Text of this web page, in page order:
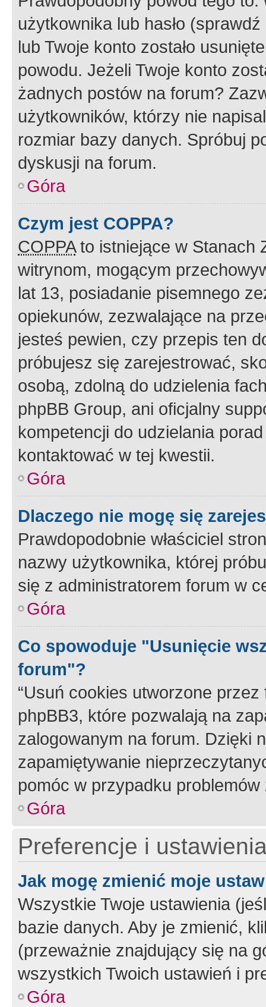
użytkownika lub hasło
lub Twoje konto zostało
powodu. Jeżeli Twoje konto
żadnych postów na forum?
użytkowników, którzy nie
rozmiar bazy danych. Spróbuj
dyskusji na forum.
Góra
Czym jest COPPA?
COPPAto istniejące w Stanach
witrynom, mogącym
lat 13, posiadanie pisemnego
opiekunów, zezwalające na
jesteś pewien, czy przepis ten
próbujesz się zarejestrować,
osobą, zdolną do udzielenia
phpBB Group, ani oficjalny
kompetencji do udzielania
kontaktować w tej kwestii.
Góra
Dlaczego nie mogę się
Prawdopodobnie właściciel
nazwy użytkownika, której
się z administratorem forum w
Góra
Co spowoduje "Usunięcie
forum"?
“Usuń cookies utworzone
phpBB3, które pozwalają na
zalogowanym na forum. Dzięki
zapamiętywanie
pomóc w przypadku
Góra
Preferencje i
Jak mogę zmienić moje
Wszystkie Twoje ustawienia
bazie danych. Aby je zmienić,
(przeważnie znajdujący się na
wszystkich Twoich ustawień i
Góra